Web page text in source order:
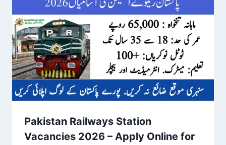
Pakistan Railways Station
Vacancies 2026 – Apply Online for